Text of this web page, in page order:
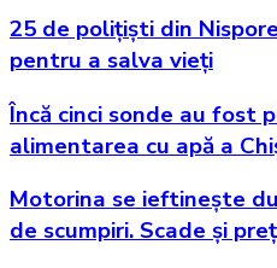
25 de polițiști din
pentru a salva vieți
Încă cinci sonde au fost
alimentarea cu apă a
Motorina se ieftinește
de scumpiri. Scade și